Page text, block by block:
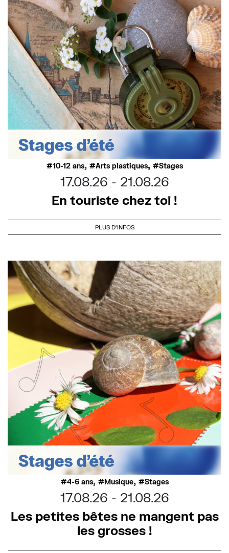
10-12 ans, Arts plastiques, Stages
17.08.26
21.08.26
En touriste chez toi !
PLUS D'INFOS
4-6 ans, Musique, Stages
17.08.26
21.08.26
Les petites bêtes ne mangent pas
les grosses !